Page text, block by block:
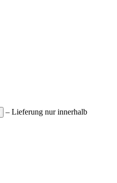
– Lieferung nur innerhalb